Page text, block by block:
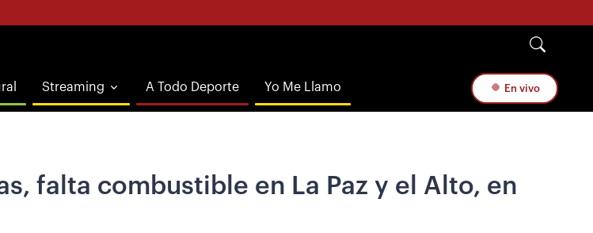
Streaming A Todo Deporte Yo Me Llamo En vivo
falta combustible en La Paz y el Alto, en